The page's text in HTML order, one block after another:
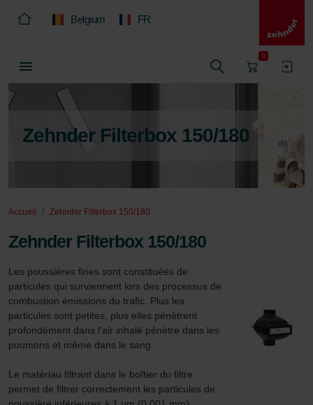
Belgium FR
0
Zehnder Filterbox 150/180
Accueil Zehnder Filterbox 150/180
Zehnder Filterbox 150/180
Les poussières fines sont constituées de
particules qui surviennent lors des processus de
combustion émissions du trafic. Plus les
particules sont petites, plus elles pénètrent
profondément dans l'air inhalé pénètre dans les
poumons et même dans le sang.
Le matériau filtrant dans le boîtier du filtre
permet de filtrer correctement les particules de